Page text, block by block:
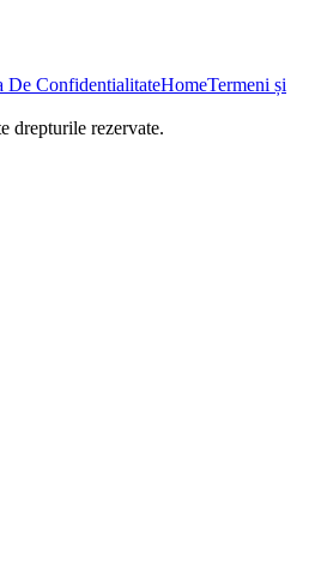
De ConfidentialitateHomeTermeni și
drepturile rezervate.